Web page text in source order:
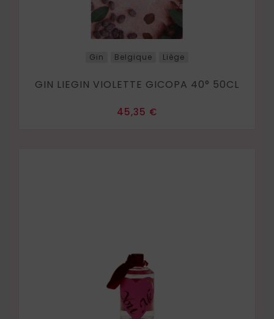
Gin Belgique Liège
GIN LIEGIN VIOLETTE GICOPA 40° 50CL
Prix
45,35 €